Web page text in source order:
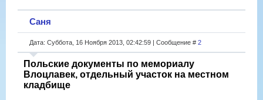
Саня
Дата: Суббота, 16 Ноября 2013, 02:42:59 | Сообщение # 2
Польские документы по мемориалу
Влоцлавек, отдельный участок на местном
кладбище